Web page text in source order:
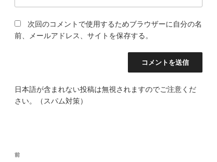
次回のコメントで使用するためブラウザーに自分の名
前、メールアドレス、サイトを保存する。
日本語が含まれない投稿は無視されますのでご注意くだ
さい。（スパム対策）
投
前
前